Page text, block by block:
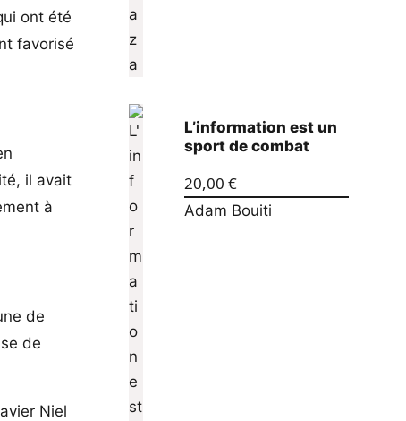
ont été
favorisé
il avait
à
de
de
Niel
L’information est un
sport de combat
20,00 €
Adam Bouiti